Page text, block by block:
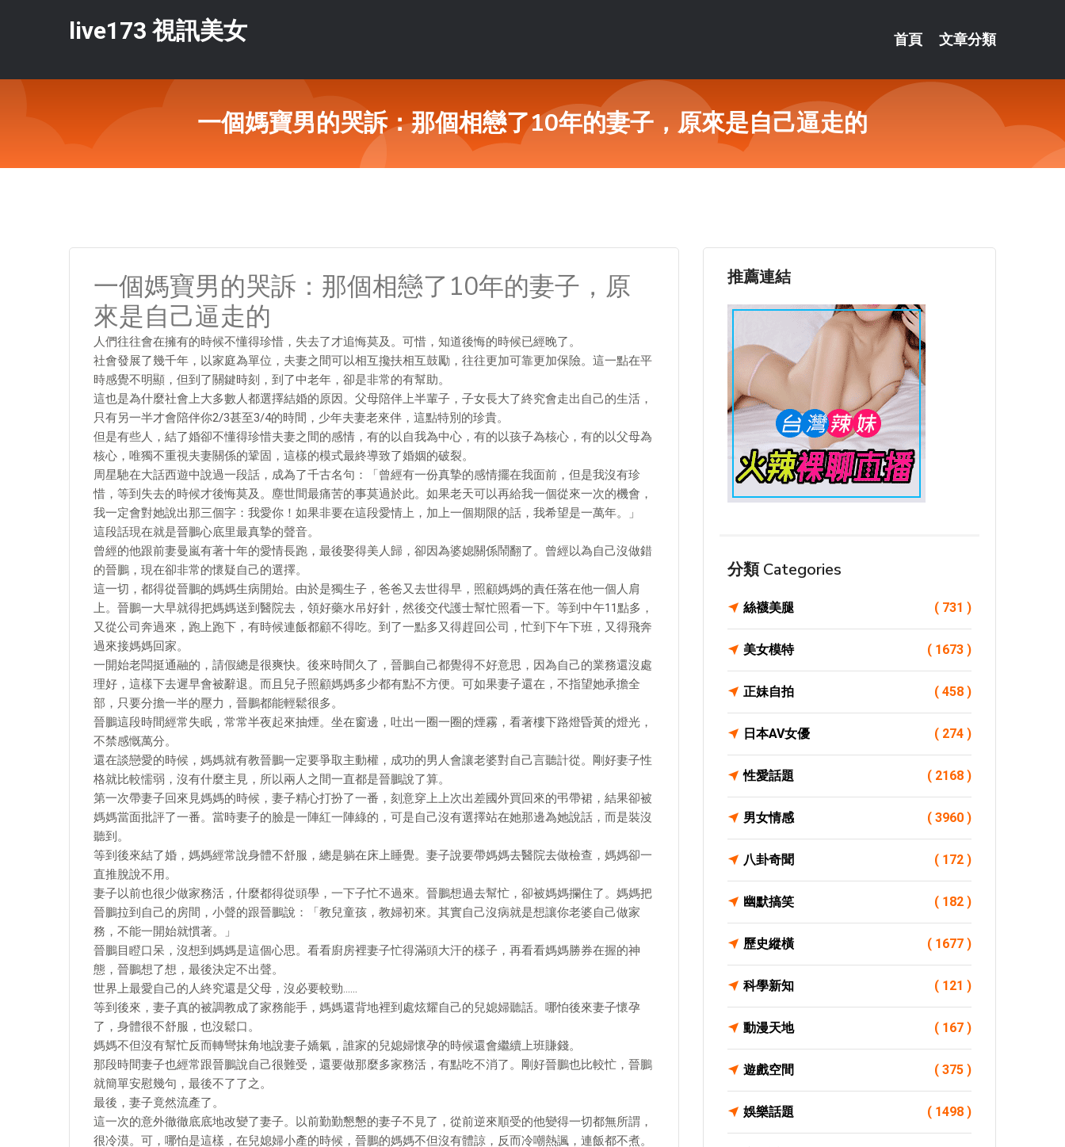
live173 視訊美女 首頁 文章分類
一個媽寶男的哭訴：那個相戀了10年的妻子，原來是自己逼走的
一個媽寶男的哭訴：那個相戀了10年的妻子，原
來是自己逼走的
人們往往會在擁有的時候不懂得珍惜，失去了才追悔莫及。可惜，知道後悔的時候已經晚了。
社會發展了幾千年，以家庭為單位，夫妻之間可以相互攙扶相互鼓勵，往往更加可靠更加保險。這一點在平
時感覺不明顯，但到了關鍵時刻，到了中老年，卻是非常的有幫助。
這也是為什麼社會上大多數人都選擇結婚的原因。父母陪伴上半輩子，子女長大了終究會走出自己的生活，
只有另一半才會陪伴你2/3甚至3/4的時間，少年夫妻老來伴，這點特別的珍貴。
但是有些人，結了婚卻不懂得珍惜夫妻之間的感情，有的以自我為中心，有的以孩子為核心，有的以父母為
核心，唯獨不重視夫妻關係的鞏固，這樣的模式最終導致了婚姻的破裂。
周星馳在大話西遊中說過一段話，成為了千古名句：「曾經有一份真摯的感情擺在我面前，但是我沒有珍
惜，等到失去的時候才後悔莫及。塵世間最痛苦的事莫過於此。如果老天可以再給我一個從來一次的機會，
我一定會對她說出那三個字：我愛你！如果非要在這段愛情上，加上一個期限的話，我希望是一萬年。」
這段話現在就是晉鵬心底里最真摯的聲音。
曾經的他跟前妻曼嵐有著十年的愛情長跑，最後娶得美人歸，卻因為婆媳關係鬧翻了。曾經以為自己沒做錯
的晉鵬，現在卻非常的懷疑自己的選擇。
這一切，都得從晉鵬的媽媽生病開始。由於是獨生子，爸爸又去世得早，照顧媽媽的責任落在他一個人肩
上。晉鵬一大早就得把媽媽送到醫院去，領好藥水吊好針，然後交代護士幫忙照看一下。等到中午11點多，
又從公司奔過來，跑上跑下，有時候連飯都顧不得吃。到了一點多又得趕回公司，忙到下午下班，又得飛奔
過來接媽媽回家。
一開始老闆挺通融的，請假總是很爽快。後來時間久了，晉鵬自己都覺得不好意思，因為自己的業務還沒處
理好，這樣下去遲早會被辭退。而且兒子照顧媽媽多少都有點不方便。可如果妻子還在，不指望她承擔全
部，只要分擔一半的壓力，晉鵬都能輕鬆很多。
晉鵬這段時間經常失眠，常常半夜起來抽煙。坐在窗邊，吐出一圈一圈的煙霧，看著樓下路燈昏黃的燈光，
不禁感慨萬分。
還在談戀愛的時候，媽媽就有教晉鵬一定要爭取主動權，成功的男人會讓老婆對自己言聽計從。剛好妻子性
格就比較懦弱，沒有什麼主見，所以兩人之間一直都是晉鵬說了算。
第一次帶妻子回來見媽媽的時候，妻子精心打扮了一番，刻意穿上上次出差國外買回來的弔帶裙，結果卻被
媽媽當面批評了一番。當時妻子的臉是一陣紅一陣綠的，可是自己沒有選擇站在她那邊為她說話，而是裝沒
聽到。
等到後來結了婚，媽媽經常說身體不舒服，總是躺在床上睡覺。妻子說要帶媽媽去醫院去做檢查，媽媽卻一
直推脫說不用。
妻子以前也很少做家務活，什麼都得從頭學，一下子忙不過來。晉鵬想過去幫忙，卻被媽媽攔住了。媽媽把
晉鵬拉到自己的房間，小聲的跟晉鵬說：「教兒童孩，教婦初來。其實自己沒病就是想讓你老婆自己做家
務，不能一開始就慣著。」
晉鵬目瞪口呆，沒想到媽媽是這個心思。看看廚房裡妻子忙得滿頭大汗的樣子，再看看媽媽勝券在握的神
態，晉鵬想了想，最後決定不出聲。
世界上最愛自己的人終究還是父母，沒必要較勁……
等到後來，妻子真的被調教成了家務能手，媽媽還背地裡到處炫耀自己的兒媳婦聽話。哪怕後來妻子懷孕
了，身體很不舒服，也沒鬆口。
媽媽不但沒有幫忙反而轉彎抹角地說妻子嬌氣，誰家的兒媳婦懷孕的時候還會繼續上班賺錢。
那段時間妻子也經常跟晉鵬說自己很難受，還要做那麼多家務活，有點吃不消了。剛好晉鵬也比較忙，晉鵬
就簡單安慰幾句，最後不了了之。
最後，妻子竟然流產了。
這一次的意外徹徹底底地改變了妻子。以前勤勤懇懇的妻子不見了，從前逆來順受的他變得一切都無所謂，
很冷漠。可，哪怕是這樣，在兒媳婦小產的時候，晉鵬的媽媽不但沒有體諒，反而冷嘲熱諷，連飯都不煮。
推薦連結
分類 Categories
絲襪美腿 ( 731 )
美女模特 ( 1673 )
正妹自拍 ( 458 )
日本AV女優 ( 274 )
性愛話題 ( 2168 )
男女情感 ( 3960 )
八卦奇聞 ( 172 )
幽默搞笑 ( 182 )
歷史縱橫 ( 1677 )
科學新知 ( 121 )
動漫天地 ( 167 )
遊戲空間 ( 375 )
娛樂話題 ( 1498 )